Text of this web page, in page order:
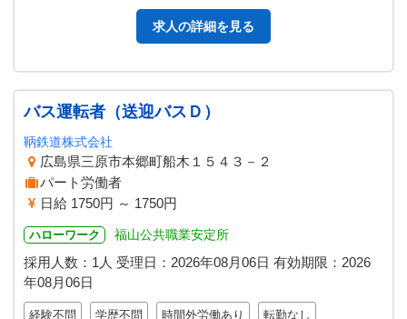
求人の詳細を見る
バス運転者（送迎バスＤ）
鞆鉄道株式会社
広島県三原市本郷町船木１５４３－２
パート労働者
日給 1750円 ～ 1750円
ハローワーク 福山公共職業安定所
採用人数：1人 受理日： 2026年08月06日 有効期限： 2026
年08月06日
経験不問 学歴不問 時間外労働あり 転勤なし